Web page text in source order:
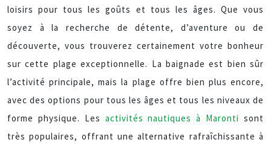
loisirs pour tous les goûts et tous les âges. Que vous
soyez à la recherche de détente, d’aventure ou de
découverte, vous trouverez certainement votre bonheur
sur cette plage exceptionnelle. La baignade est bien sûr
l’activité principale, mais la plage offre bien plus encore,
avec des options pour tous les âges et tous les niveaux de
forme physique. Les activités nautiques à Marontisont
très populaires, offrant une alternative rafraîchissante à